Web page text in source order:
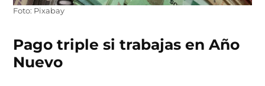
Foto: Pixabay
Pago triple si trabajas en Año
Nuevo